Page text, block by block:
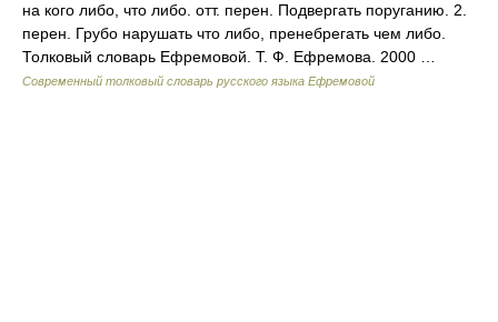
на кого либо, что либо. отт. перен. Подвергать поруганию. 2.
перен. Грубо нарушать что либо, пренебрегать чем либо.
Толковый словарь Ефремовой. Т. Ф. Ефремова. 2000 …
Современный толковый словарь русского языка Ефремовой